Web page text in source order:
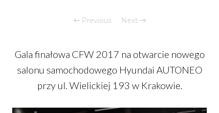
Previous Next
Gala finałowa CFW 2017 na otwarcie nowego
salonu samochodowego Hyundai AUTONEO
przy ul. Wielickiej 193 w Krakowie.